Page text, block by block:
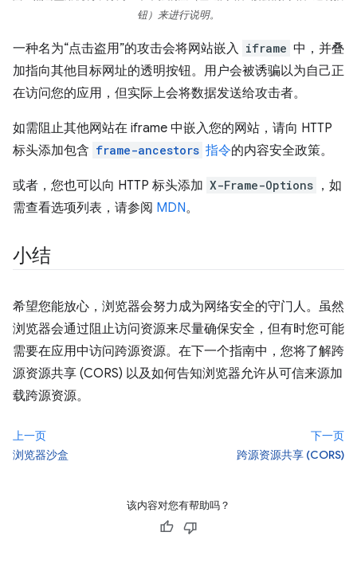
钮）来进行说明。
一种名为“点击盗用”的攻击会将网站嵌入 iframe 中，并叠
加指向其他目标网址的透明按钮。用户会被诱骗以为自己正
在访问您的应用，但实际上会将数据发送给攻击者。
如需阻止其他网站在 iframe 中嵌入您的网站，请向 HTTP
标头添加包含 frame-ancestors 指令的内容安全政策。
或者，您也可以向 HTTP 标头添加 X-Frame-Options ，如
需查看选项列表，请参阅 MDN。
小结
希望您能放心，浏览器会努力成为网络安全的守门人。虽然
浏览器会通过阻止访问资源来尽量确保安全，但有时您可能
需要在应用中访问跨源资源。在下一个指南中，您将了解跨
源资源共享 (CORS) 以及如何告知浏览器允许从可信来源加
载跨源资源。
上一页
浏览器沙盒
下一页
跨源资源共享 (CORS)
该内容对您有帮助吗？